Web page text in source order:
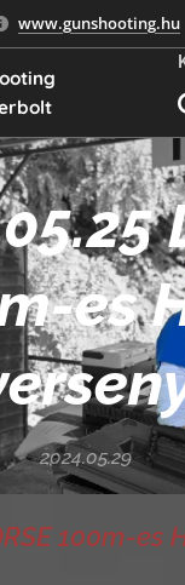
www.gunshooting.hu
es
2024.05.29
100m-es